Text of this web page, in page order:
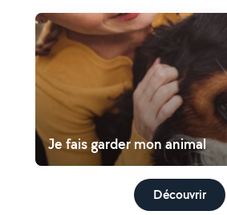
Je fais garder mon animal
Découvrir